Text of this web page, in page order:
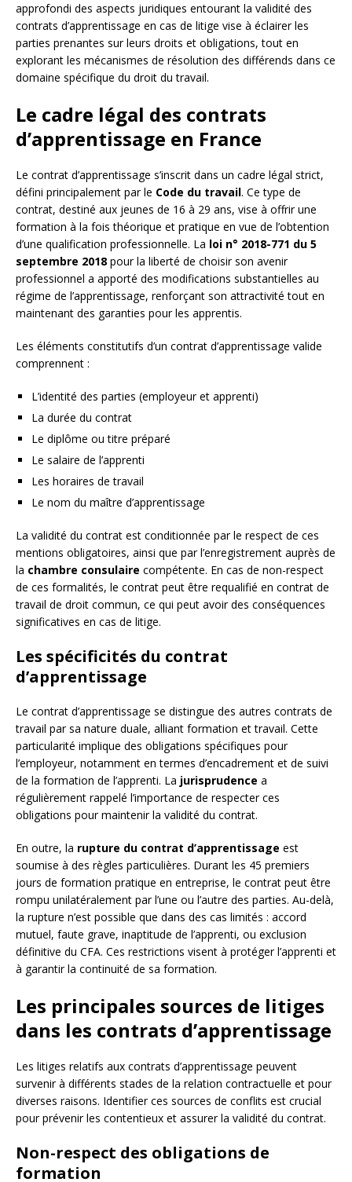
approfondi des aspects juridiques entourant la validité des
contrats d’apprentissage en cas de litige vise à éclairer les
parties prenantes sur leurs droits et obligations, tout en
explorant les mécanismes de résolution des différends dans ce
domaine spécifique du droit du travail.
Le cadre légal des contrats
d’apprentissage en France
Le contrat d’apprentissage s’inscrit dans un cadre légal strict,
défini principalement par le Code du travail. Ce type de
contrat, destiné aux jeunes de 16 à 29 ans, vise à offrir une
formation à la fois théorique et pratique en vue de l’obtention
d’une qualification professionnelle. La loi n° 2018-771 du 5
septembre 2018 pour la liberté de choisir son avenir
professionnel a apporté des modifications substantielles au
régime de l’apprentissage, renforçant son attractivité tout en
maintenant des garanties pour les apprentis.
Les éléments constitutifs d’un contrat d’apprentissage valide
comprennent :
L’identité des parties (employeur et apprenti)
La durée du contrat
Le diplôme ou titre préparé
Le salaire de l’apprenti
Les horaires de travail
Le nom du maître d’apprentissage
La validité du contrat est conditionnée par le respect de ces
mentions obligatoires, ainsi que par l’enregistrement auprès de
la chambre consulaire compétente. En cas de non-respect
de ces formalités, le contrat peut être requalifié en contrat de
travail de droit commun, ce qui peut avoir des conséquences
significatives en cas de litige.
Les spécificités du contrat
d’apprentissage
Le contrat d’apprentissage se distingue des autres contrats de
travail par sa nature duale, alliant formation et travail. Cette
particularité implique des obligations spécifiques pour
l’employeur, notamment en termes d’encadrement et de suivi
de la formation de l’apprenti. La jurisprudence a
régulièrement rappelé l’importance de respecter ces
obligations pour maintenir la validité du contrat.
En outre, la rupture du contrat d’apprentissage est
soumise à des règles particulières. Durant les 45 premiers
jours de formation pratique en entreprise, le contrat peut être
rompu unilatéralement par l’une ou l’autre des parties. Au-delà,
la rupture n’est possible que dans des cas limités : accord
mutuel, faute grave, inaptitude de l’apprenti, ou exclusion
définitive du CFA. Ces restrictions visent à protéger l’apprenti et
à garantir la continuité de sa formation.
Les principales sources de litiges
dans les contrats d’apprentissage
Les litiges relatifs aux contrats d’apprentissage peuvent
survenir à différents stades de la relation contractuelle et pour
diverses raisons. Identifier ces sources de conflits est crucial
pour prévenir les contentieux et assurer la validité du contrat.
Non-respect des obligations de
formation